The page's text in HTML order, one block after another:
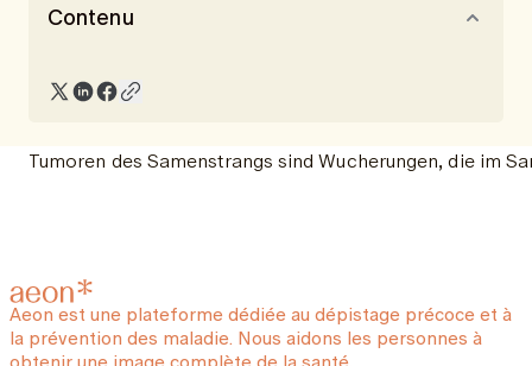
Contenu
Tumoren des Samenstrangs sind Wucherungen, die im
Aeon est une plateforme dédiée au dépistage précoce et à
la prévention des maladie. Nous aidons les personnes à